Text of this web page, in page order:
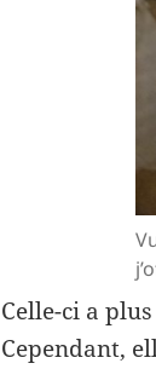
Celle-ci a
Cependant,